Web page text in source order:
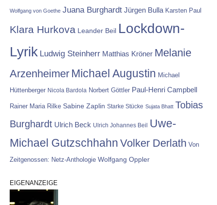
Wolfgang von Goethe Juana Burghardt Jürgen Bulla Karsten Paul
Klara Hurkova Leander Beil Lockdown-
Lyrik Ludwig Steinherr Matthias Kröner Melanie
Arzenheimer Michael Augustin Michael
Hüttenberger Nicola Bardola Norbert Göttler Paul-Henri Campbell
Rainer Maria Rilke Sabine Zaplin Starke Stücke Sujata Bhatt Tobias
Burghardt Ulrich Beck Ulrich Johannes Beil
Uwe-
Michael Gutzschhahn Volker Derlath Von
Zeitgenossen: Netz-Anthologie Wolfgang Oppler
EIGENANZEIGE